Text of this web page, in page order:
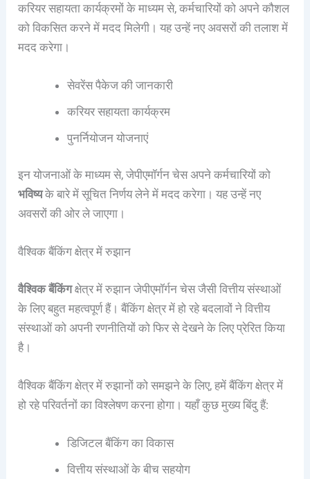
करियर सहायता कार्यक्रमों के माध्यम से, कर्मचारियों को अपने कौशल
को विकसित करने में मदद मिलेगी। यह उन्हें नए अवसरों की तलाश में
मदद करेगा।
सेवरेंस पैकेज की जानकारी
करियर सहायता कार्यक्रम
पुनर्नियोजन योजनाएं
इन योजनाओं के माध्यम से, जेपीएमॉर्गन चेस अपने कर्मचारियों को
भविष्यके बारे में सूचित निर्णय लेने में मदद करेगा। यह उन्हें नए
अवसरों की ओर ले जाएगा।
वैश्विक बैंकिंग क्षेत्र में रुझान
वैश्विक बैंकिंगक्षेत्र में रुझान जेपीएमॉर्गन चेस जैसी वित्तीय संस्थाओं
के लिए बहुत महत्वपूर्ण हैं। बैंकिंग क्षेत्र में हो रहे बदलावों ने वित्तीय
संस्थाओं को अपनी रणनीतियों को फिर से देखने के लिए प्रेरित किया
है।
वैश्विक बैंकिंग क्षेत्र में रुझानों को समझने के लिए, हमें बैंकिंग क्षेत्र में
हो रहे परिवर्तनों का विश्लेषण करना होगा। यहाँ कुछ मुख्य बिंदु हैं:
डिजिटल बैंकिंग का विकास
वित्तीय संस्थाओं के बीच सहयोग